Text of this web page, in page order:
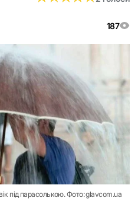
187
під парасолькою. Фото: glavcom.ua